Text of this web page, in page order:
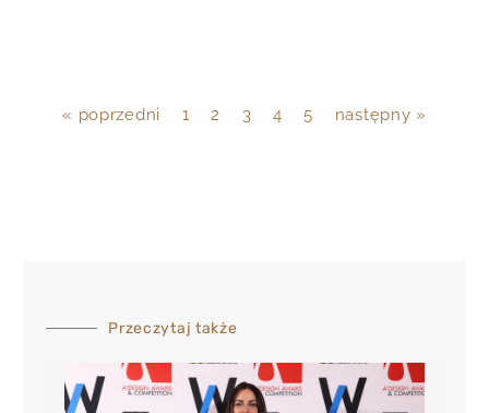
« poprzedni 1 2 3 4 5 następny »
Przeczytaj także